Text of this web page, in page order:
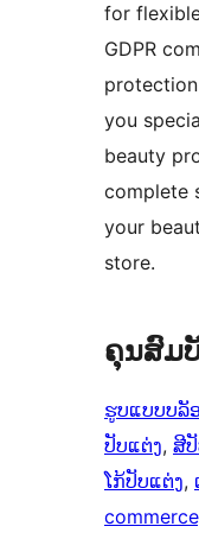
for
GDPR
you
beauty
complete
your
store.
ຄຸນສົມ
ຮູບແບບບລັ
ປັບແຕ່ງ, ສີ
ໂກ້ປັບແຕ່ງ,